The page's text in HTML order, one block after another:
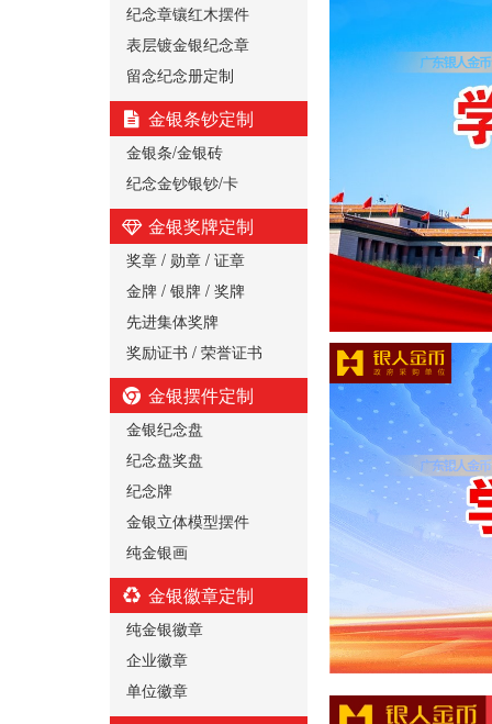
纪念章镶红木摆件
表层镀金银纪念章
留念纪念册定制
金银条钞定制
金银条/金银砖
纪念金钞银钞/卡
金银奖牌定制
奖章 / 勋章 / 证章
金牌 / 银牌 / 奖牌
先进集体奖牌
奖励证书 / 荣誉证书
金银摆件定制
金银纪念盘
纪念盘奖盘
纪念牌
金银立体模型摆件
纯金银画
金银徽章定制
纯金银徽章
企业徽章
单位徽章